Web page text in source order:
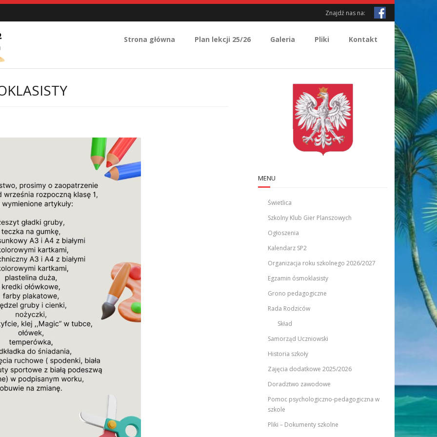
Znajdź nas na:
Strona główna Plan lekcji 25/26 Galeria Pliki Kontakt
MENU
Świetlica
Szkolny Klub Gier Planszowych
Ogłoszenia
Kalendarz SP2
Organizacja roku szkolnego 2026/2027
Egzamin ósmoklasisty
Grono pedagogiczne
Rada Rodziców
Skład
Samorząd Uczniowski
Historia szkoły
Zajęcia dodatkowe 2025/2026
Doradztwo zawodowe
Pomoc psychologiczno-pedagogiczna w
szkole
Pliki – Dokumenty szkolne